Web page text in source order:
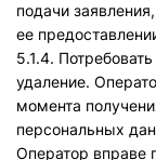
подачи
ее
5.1.4.
удаление.
момента
персональных
Оператор вправе